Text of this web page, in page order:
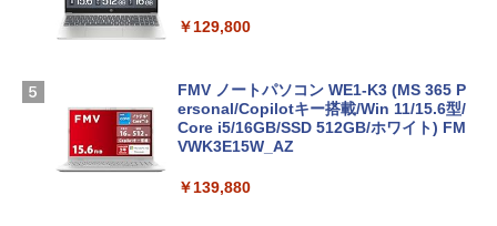
￥129,800
FMV ノートパソコン WE1-K3 (MS 365 P
ersonal/Copilotキー搭載/Win 11/15.6型/
Core i5/16GB/SSD 512GB/ホワイト) FM
VWK3E15W_AZ
￥139,880